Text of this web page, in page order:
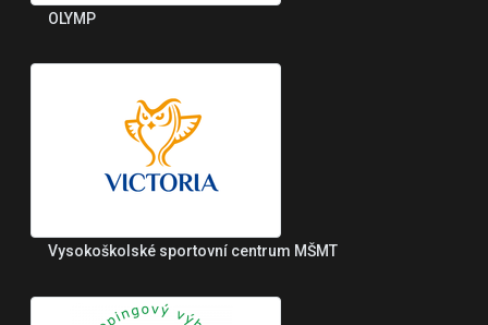
OLYMP
Vysokoškolské sportovní centrum MŠMT